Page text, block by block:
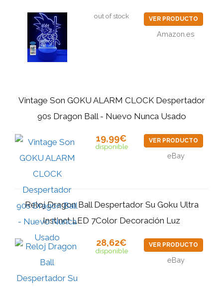
out of stock VER PRODUCTO
Amazon.es
Vintage Son GOKU ALARM CLOCK Despertador
90s Dragon Ball - Nuevo Nunca Usado
19,99€
disponible
VER PRODUCTO
eBay
Reloj Dragon Ball Despertador Su Goku Ultra
Instinct LED 7Color Decoración Luz
28,62€
disponible
VER PRODUCTO
eBay